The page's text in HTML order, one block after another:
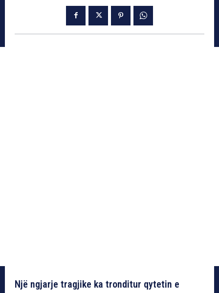
Një ngjarje tragjike ka tronditur qytetin e